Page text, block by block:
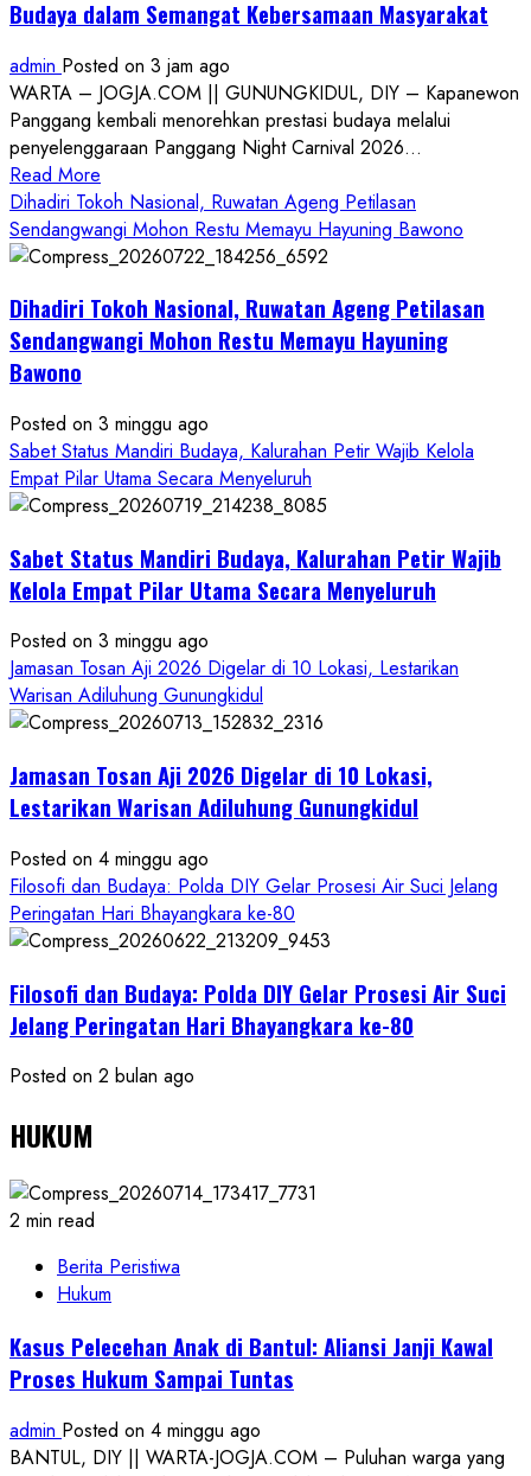
Budaya dalam Semangat Kebersamaan Masyarakat
admin Posted on 3 jam ago
WARTA – JOGJA.COM || GUNUNGKIDUL, DIY – Kapanewon
Panggang kembali menorehkan prestasi budaya melalui
penyelenggaraan Panggang Night Carnival 2026...
Read More
more
about
Panggang
Carnival
2026:
dan
Budaya
dalam
Semangat
Masyarakat
Dihadiri Tokoh Nasional, Ruwatan Ageng Petilasan
Sendangwangi Mohon Restu Memayu Hayuning Bawono
Dihadiri Tokoh Nasional, Ruwatan Ageng Petilasan
Sendangwangi Mohon Restu Memayu Hayuning
Bawono
Posted on 3 minggu ago
Sabet Status Mandiri Budaya, Kalurahan Petir Wajib Kelola
Empat Pilar Utama Secara Menyeluruh
Sabet Status Mandiri Budaya, Kalurahan Petir Wajib
Kelola Empat Pilar Utama Secara Menyeluruh
Posted on 3 minggu ago
Jamasan Tosan Aji 2026 Digelar di 10 Lokasi, Lestarikan
Warisan Adiluhung Gunungkidul
Jamasan Tosan Aji 2026 Digelar di 10 Lokasi,
Lestarikan Warisan Adiluhung Gunungkidul
Posted on 4 minggu ago
Filosofi dan Budaya: Polda DIY Gelar Prosesi Air Suci Jelang
Peringatan Hari Bhayangkara ke-80
Filosofi dan Budaya: Polda DIY Gelar Prosesi Air Suci
Jelang Peringatan Hari Bhayangkara ke-80
Posted on 2 bulan ago
HUKUM
2 min read
Berita Peristiwa
Hukum
Kasus Pelecehan Anak di Bantul: Aliansi Janji Kawal
Proses Hukum Sampai Tuntas
admin Posted on 4 minggu ago
BANTUL, DIY || WARTA-JOGJA.COM – Puluhan warga yang